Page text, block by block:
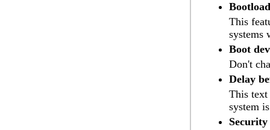
This
systems
Boot
Don't
Delay
This text
system
Security